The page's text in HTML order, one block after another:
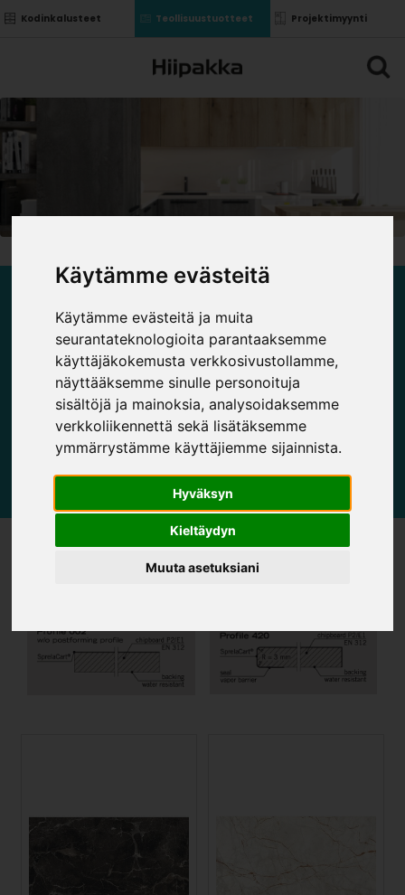
Käytämme evästeitä
Käytämme evästeitä ja muita
seurantateknologioita parantaaksemme
käyttäjäkokemusta verkkosivustollamme,
näyttääksemme sinulle personoituja
sisältöjä ja mainoksia, analysoidaksemme
verkkoliikennettä sekä lisätäksemme
ymmärrystämme käyttäjiemme sijainnista.
Hyväksyn
Kieltäydyn
Muuta asetuksiani
Kodinkalusteet Teollisuustuotteet Projektimyynti
LAMINAATTITASOT
Tasojen tekniset tiedot
M1 Sertifikaatti
Työtasot ja baaritasot (30 x 4100 x 600